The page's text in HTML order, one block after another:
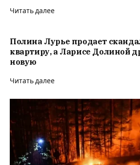
Читать далее
Полина Лурье продает
квартиру, а Ларисе Долиной
новую
Читать далее